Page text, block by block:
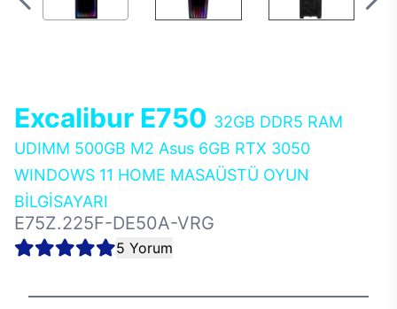
Excalibur E750 32GB DDR5 RAM
UDIMM 500GB M2 Asus 6GB RTX 3050
WINDOWS 11 HOME MASAÜSTÜ OYUN
BİLGİSAYARI
E75Z.225F-DE50A-VRG
5 Yorum